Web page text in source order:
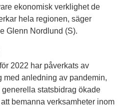
ekonomisk verklighet de
hela regionen, säger
Glenn Nordlund (S).
2022 har påverkats av
med anledning av pandemin,
statsbi­drag ökade
bemanna verksamheter inom